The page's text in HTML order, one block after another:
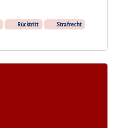
Rücktritt
Strafrecht